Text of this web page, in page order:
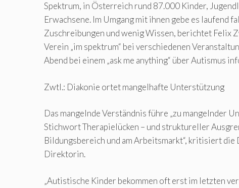
Spektrum, in Österreich rund 87.000 Kinder,
Erwachsene. Im Umgang mit ihnen gebe es laufend
Zuschreibungen und wenig Wissen, berichtet Felix
Verein „im spektrum“ bei verschiedenen
Abend bei einem „ask me anything“ über Autismus
Zwtl.: Diakonie ortet mangelhafte Unterstützung
Das mangelnde Verständnis führe „zu mangelnder
Stichwort Therapielücken – und struktureller
Bildungsbereich und am Arbeitsmarkt“, kritisiert die
Direktorin.
„Autistische Kinder bekommen oft erst im letzten